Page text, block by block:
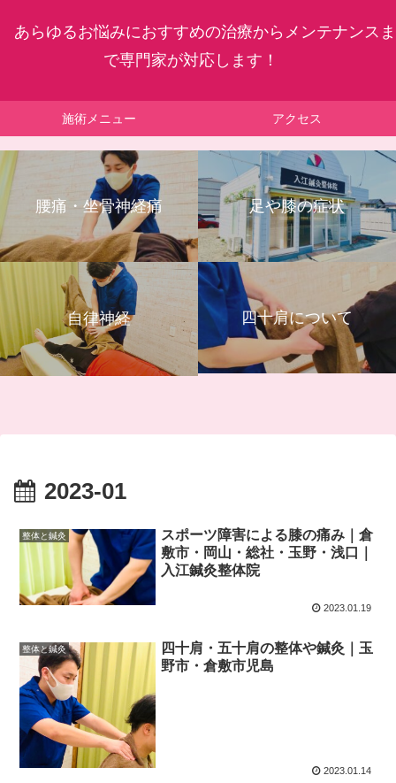
あらゆるお悩みにおすすめの治療からメンテナンスま
で専門家が対応します！
施術メニュー アクセス
腰痛・坐骨神経痛 足や膝の症状
自律神経 四十肩について
2023-01
整体と鍼灸
スポーツ障害による膝の痛み｜倉
敷市・岡山・総社・玉野・浅口｜
入江鍼灸整体院
2023.01.19
整体と鍼灸
四十肩・五十肩の整体や鍼灸｜玉
野市・倉敷市児島
2023.01.14